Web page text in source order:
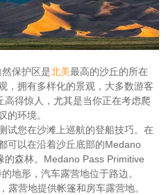
保护区是北美最高的沙丘的所在
，拥有多样化的景观，大多数游客
得惊人，尤其是当你正在考虑爬
的环境。
试您在沙滩上巡航的登船技巧。在
可以在沿着沙丘底部的Medano
森林。Medano Pass Primitive
地形，汽车露营地位于路边。
露营地提供帐篷和房车露营地。